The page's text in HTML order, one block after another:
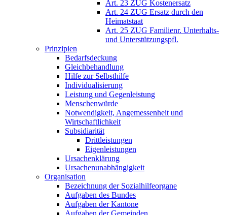
Art. 23 ZUG Kostenersatz
Art. 24 ZUG Ersatz durch den
Heimatstaat
Art. 25 ZUG Familienr. Unterhalts-
und Unterstützungspfl.
Prinzipien
Bedarfsdeckung
Gleichbehandlung
Hilfe zur Selbsthilfe
Individualisierung
Leistung und Gegenleistung
Menschenwürde
Notwendigkeit, Angemessenheit und
Wirtschaftlichkeit
Subsidiarität
Drittleistungen
Eigenleistungen
Ursachenklärung
Ursachenunabhängigkeit
Organisation
Bezeichnung der Sozialhilfeorgane
Aufgaben des Bundes
Aufgaben der Kantone
Aufgaben der Gemeinden